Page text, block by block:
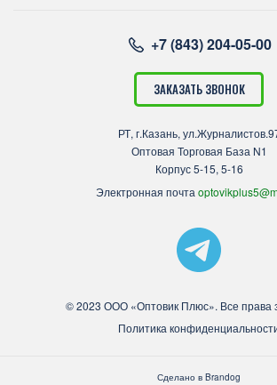
+7 (843) 204-05-00
ЗАКАЗАТЬ ЗВОНОК
РТ, г.Казань,
Оптовая Торговая База N1
Корпус 5-15, 5-16
Электронная почта
© 2023 ООО «Оптовик Плюс». Все
Политика
Сделано в Brandog